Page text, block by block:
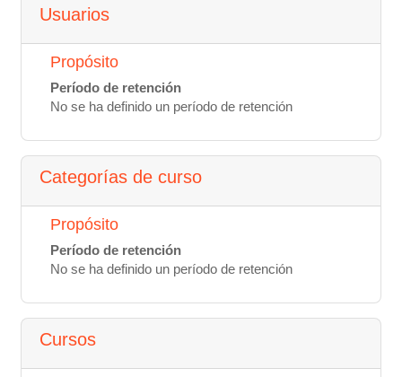
Usuarios
Propósito
Período de retención
No se ha definido un período de retención
Categorías de curso
Propósito
Período de retención
No se ha definido un período de retención
Cursos